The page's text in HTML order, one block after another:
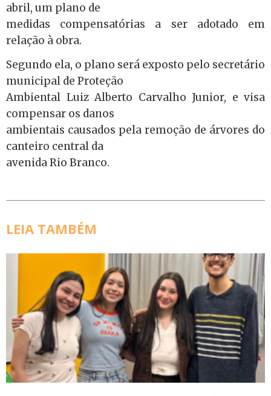
abril, um plano de
medidas compensatórias a ser adotado em
relação à obra.
Segundo ela, o plano será exposto pelo secretário
municipal de Proteção
Ambiental Luiz Alberto Carvalho Junior, e visa
compensar os danos
ambientais causados pela remoção de árvores do
canteiro central da
avenida Rio Branco.
LEIA TAMBÉM